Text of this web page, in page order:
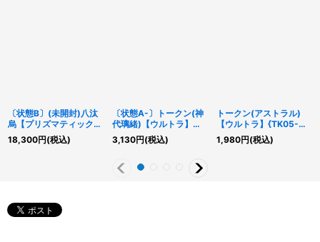
〔状態B〕(未開封)八汰
烏【プリズマティックシ
ークレット】{25YA-
JP002}《モンスター》
18,300円(税込)
〔状態A-〕トークン(神
代璃緒)【ウルトラ】
{TK05-JP020}《トー
クン》
3,130円(税込)
トークン(アストラル)
【ウルトラ】{TK05-
JP018}《トークン》
1,980円(税込)